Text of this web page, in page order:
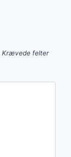
Krævede felter